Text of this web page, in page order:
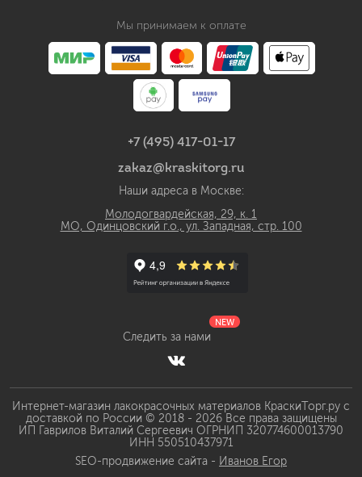
Мы принимаем к оплате
+7 (495) 417-01-17
zakaz@kraskitorg.ru
Наши адреса в Москве:
Молодогвардейская, 29, к. 1
МО, Одинцовский г.о., ул. Западная, стр. 100
Следить за нами
NEW
Интернет-магазин лакокрасочных материалов КраскиТорг.ру с
доставкой по России © 2018 - 2026 Все права защищены
ИП Гаврилов Виталий Сергеевич ОГРНИП 320774600013790
ИНН 550510437971
SEO-продвижение сайта - Иванов Егор